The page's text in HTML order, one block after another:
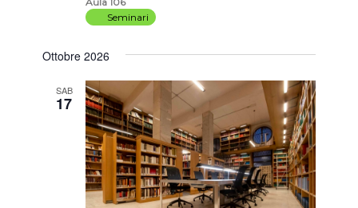
Seminari
Ottobre 2026
SAB
17